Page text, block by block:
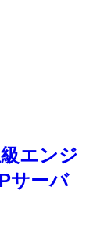
エンジ
サーバ